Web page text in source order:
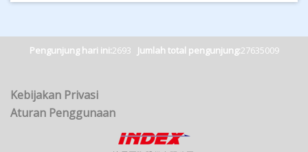
Pengunjung hari ini:2693 Jumlah total pengunjung:27635009
Kebijakan Privasi
Aturan Penggunaan